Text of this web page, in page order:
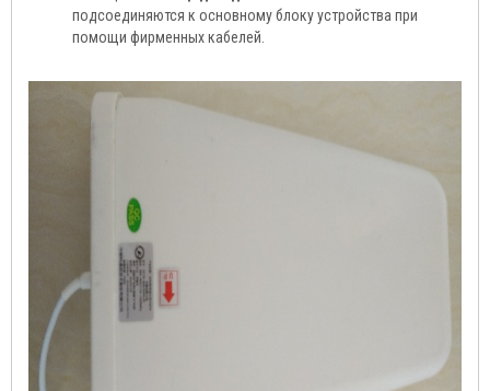
подсоединяются к основному блоку устройства при
помощи фирменных кабелей.